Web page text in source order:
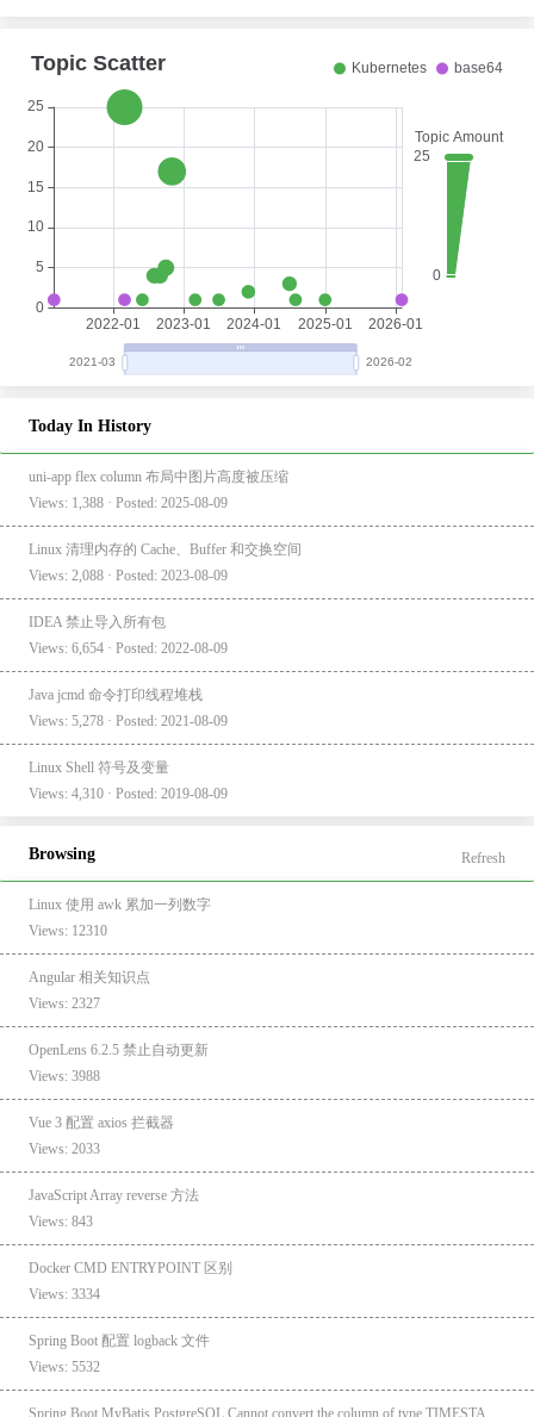
Today In History
uni-app flex column 布局中图片高度被压缩
Views: 1,388 · Posted: 2025-08-09
Linux 清理内存的 Cache、Buffer 和交换空间
Views: 2,088 · Posted: 2023-08-09
IDEA 禁止导入所有包
Views: 6,654 · Posted: 2022-08-09
Java jcmd 命令打印线程堆栈
Views: 5,278 · Posted: 2021-08-09
Linux Shell 符号及变量
Views: 4,310 · Posted: 2019-08-09
Browsing Refresh
Linux 使用 awk 累加一列数字
Views: 12310
Angular 相关知识点
Views: 2327
OpenLens 6.2.5 禁止自动更新
Views: 3988
Vue 3 配置 axios 拦截器
Views: 2033
JavaScript Array reverse 方法
Views: 843
Docker CMD ENTRYPOINT 区别
Views: 3334
Spring Boot 配置 logback 文件
Views: 5532